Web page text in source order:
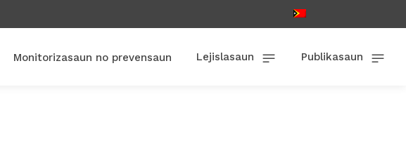
Monitorizasaun no prevensaun Lejislasaun Publikasaun